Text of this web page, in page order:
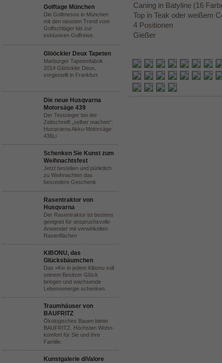
Golftage München
Die Golfmesse in München
mit den neusten Trend vom
Golfschläger bis zur
exklusiven Golfreise.
Glööckler Deux Tapeten
Marburger Tapetenfabrik
2014 Glööckler Deux,
vorgestellt in Frankfurt
Die neue Husqvarna
Motorsäge 439
Der Testsieger bei der
Zeitschreift „selber machen“:
Husqvarna Akku-Motorsäge
436Li
Schenken Sie Kunst zum
Weihnachtsfest
Jetzt bestellen und pünktlich
zu Weihnachten das
besondere Geschenk
Rasentraktor von
Husqvarna
Der Rasentraktor ist bestens
geeignet für anspruchsvolle
Anwender mit verwinkelten
Rasenflächen
KIBONU, das
Glücksbäumchen
Das »Ki« in jedem Kibonu soll
seinem Besitzer Glück
bringen und wachsende
Lebensenergie schenken.
Traumhäuser von
BAUFRITZ
Ökologisches Bauen bietet
BAUFRITZ. Höchsten Wohn-
komfort für Sie und Ihre
Familie.
Kunstgalerie diValore
Caning in Batyline (16
Top in Teak oder weißem
4 Positionen
Gießer